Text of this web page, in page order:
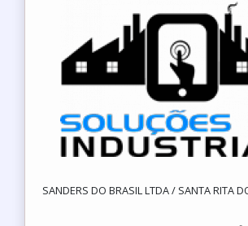
SANDERS DO BRASIL LTDA / SANTA RITA